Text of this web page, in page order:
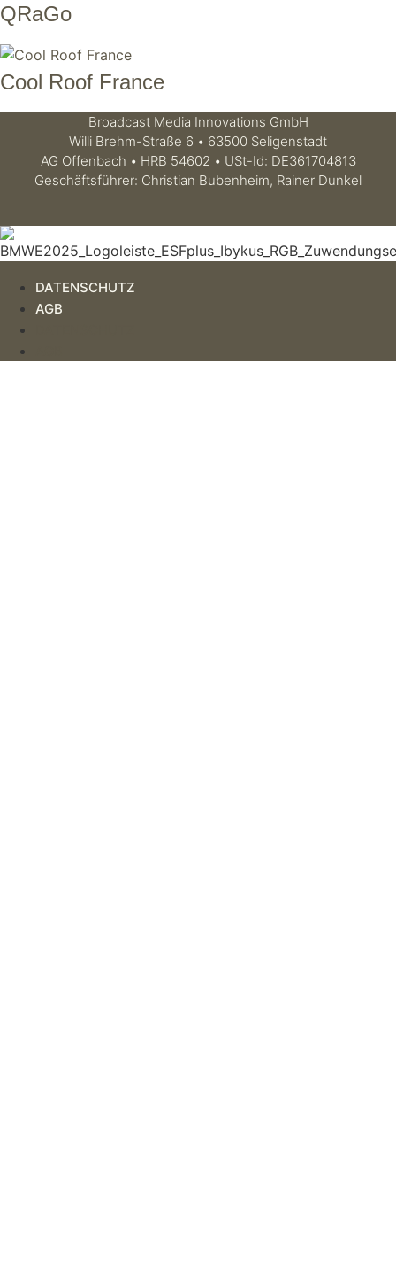
QRaGo
Cool Roof France
Broadcast Media Innovations GmbH
Willi Brehm-Straße 6 • 63500 Seligenstadt
AG Offenbach • HRB 54602 • USt-Id: DE361704813
Geschäftsführer: Christian Bubenheim, Rainer Dunkel
DATENSCHUTZ
AGB